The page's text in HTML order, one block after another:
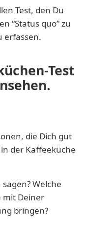
Test, den Du
“Status quo” zu
erfassen.
Test
die Dich gut
der Kaffeeküche
Welche
mit Deiner
bringen?